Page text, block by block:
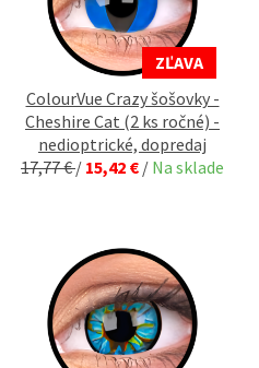
ZĽAVA
ColourVue Crazy šošovky -
Cheshire Cat (2 ks ročné) -
nedioptrické, dopredaj
17,77 €/ 15,42 € / Na sklade